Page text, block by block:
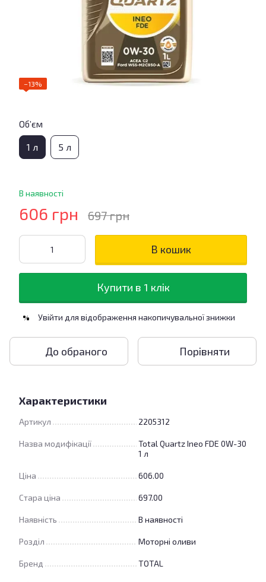
−13%
Об’єм
1 л 5 л
В наявності
606 грн 697 грн
В кошик
Купити в 1 клік
% Увійти для відображення накопичувальної знижки
До обраного Порівняти
Характеристики
Артикул 2205312
Назва модифікації
Total Quartz Ineo FDE 0W-30
1 л
Ціна 606.00
Стара ціна 697.00
Наявність В наявності
Розділ Моторні оливи
Бренд TOTAL